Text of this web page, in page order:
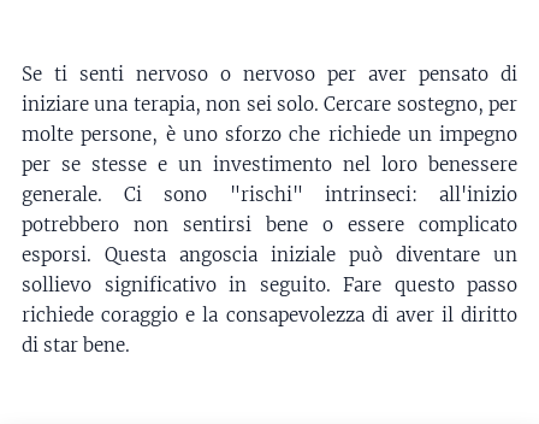
Se ti senti nervoso o nervoso per aver pensato di
iniziare una terapia, non sei solo. Cercare sostegno, per
molte persone, è uno sforzo che richiede un impegno
per se stesse e un investimento nel loro benessere
generale. Ci sono "rischi" intrinseci: all'inizio
potrebbero non sentirsi bene o essere complicato
esporsi. Questa angoscia iniziale può diventare un
sollievo significativo in seguito. Fare questo passo
richiede coraggio e la consapevolezza di aver il diritto
di star bene.